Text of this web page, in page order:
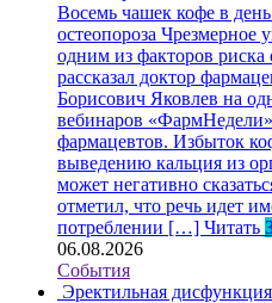
Восемь чашек кофе в
остеопороза Чрезмерное
одним из факторов риска
рассказал доктор
Борисович Яковлев на
вебинаров
фармацевтов. Избыток
выведению кальция из
может негативно
отметил, что речь идет
потреблении […] Читать
06.08.2026
События
Эректильная